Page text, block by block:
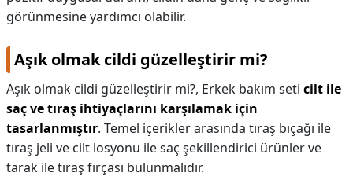
görünmesine yardımcı olabilir.
Aşık olmak cildi güzelleştirir mi?
Aşık olmak cildi güzelleştirir mi?, Erkek bakım seti cilt ile
saç ve tıraş ihtiyaçlarını karşılamak için
tasarlanmıştır. Temel içerikler arasında tıraş bıçağı ile
tıraş jeli ve cilt losyonu ile saç şekillendirici ürünler ve
tarak ile tıraş fırçası bulunmalıdır.